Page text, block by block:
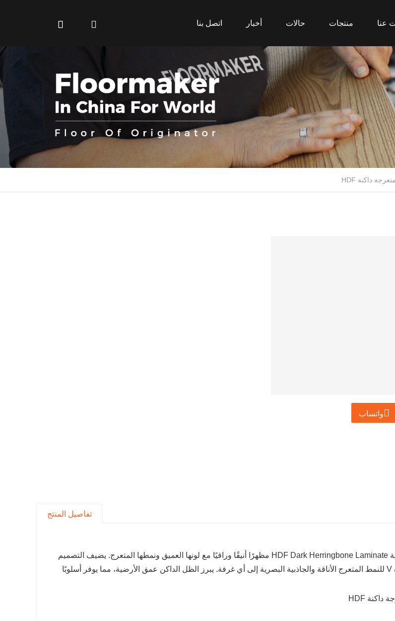
عنا منتجات حالات أخبار اتصل بنا
واتساب
تفاصيل المنتج
تضفي الأرضيات الخشبية HDF Dark Herringbone Laminate مظهرًا أنيقًا وراقيًا مع لونها العميق ونمطها المتعرج. يضيف التصميم
المميز على شكل حرف V للنمط المتعرج الأناقة والجاذبية البصرية إلى أي غرفة. يبرز الظل الداكن عمق الأرضية، مما يوفر أسلوبًا